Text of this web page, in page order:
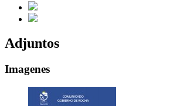
Adjuntos
Imagenes